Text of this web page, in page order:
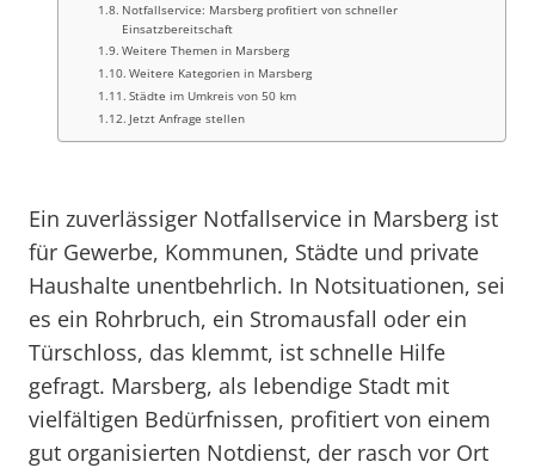
Notfallservice: Marsberg profitiert von schneller
Einsatzbereitschaft
Weitere Themen in Marsberg
Weitere Kategorien in Marsberg
Städte im Umkreis von 50 km
Jetzt Anfrage stellen
Ein zuverlässiger Notfallservice in Marsberg ist
für Gewerbe, Kommunen, Städte und private
Haushalte unentbehrlich. In Notsituationen, sei
es ein Rohrbruch, ein Stromausfall oder ein
Türschloss, das klemmt, ist schnelle Hilfe
gefragt. Marsberg, als lebendige Stadt mit
vielfältigen Bedürfnissen, profitiert von einem
gut organisierten Notdienst, der rasch vor Ort